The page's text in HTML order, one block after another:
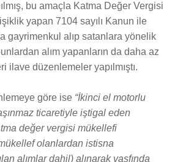
bu amaçla Katma Değer Vergisi
yapan 7104 sayılı Kanun ile
gayrimenkul alıp satanlara yönelik
alım yapanların da daha az
ilave düzenlemeler yapılmıştı.
göre ise “İkinci el motorlu
ticaretiyle iştigal eden
değer vergisi mükellefi
olanlardan istisna
alımlar dahil) alınarak vasfında